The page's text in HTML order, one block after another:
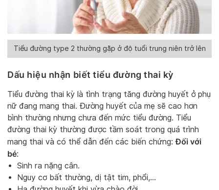
Tiểu đường type 2 thường gặp ở độ tuổi trung niên trở lên
Dấu hiệu nhận biết tiểu đường thai kỳ
Tiểu đường thai kỳ là tình trạng tăng đường huyết ở phụ
nữ đang mang thai. Đường huyết của mẹ sẽ cao hơn
bình thường nhưng chưa đến mức tiểu đường. Tiểu
đường thai kỳ thường được tầm soát trong quá trình
mang thai và có thể dẫn đến các biến chứng:Đối với
bé:
Sinh ra nặng cân.
Nguy cơ bất thường, dị tật tim, phổi,…